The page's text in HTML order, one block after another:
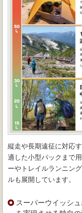
縦走や長期遠征に対応
適した小型パックまで
ーやトレイルランニン
ルも展開しています。
スーパーウイッシ